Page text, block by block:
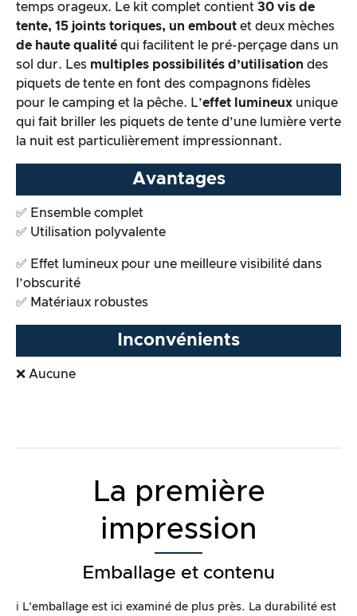
Rapport qualité/prix
Résultat global
temps orageux. Le kit complet contient 30 vis de
tente, 15 joints toriques, un embout et deux mèches
de haute qualité qui facilitent le pré-perçage dans un
sol dur. Les multiples possibilités d’utilisation des
piquets de tente en font des compagnons fidèles
pour le camping et la pêche. L’effet lumineux unique
qui fait briller les piquets de tente d’une lumière verte
la nuit est particulièrement impressionnant.
Avantages
✅ Ensemble complet
✅ Utilisation polyvalente
✅ Effet lumineux pour une meilleure visibilité dans
l’obscurité
✅ Matériaux robustes
Inconvénients
❌ Aucune
La première
impression
Emballage et contenu
ℹ️ L’emballage est ici examiné de plus près. La durabilité est